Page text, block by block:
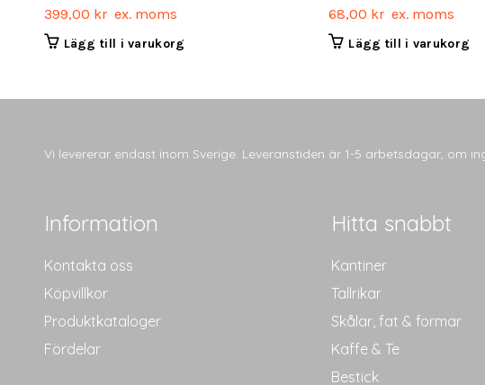
399,00 krex. moms
Lägg till i varukorg
68,00 kr ex. moms
Lägg till i varukorg
Vi levererar endast inom Sverige. Leveranstiden är 1-5 arbetsdagar, om
Information
Kontakta oss
Köpvillkor
Produktkataloger
Fördelar
Hitta snabbt
Kantiner
Tallrikar
Skålar, fat & formar
Kaffe & Te
Bestick